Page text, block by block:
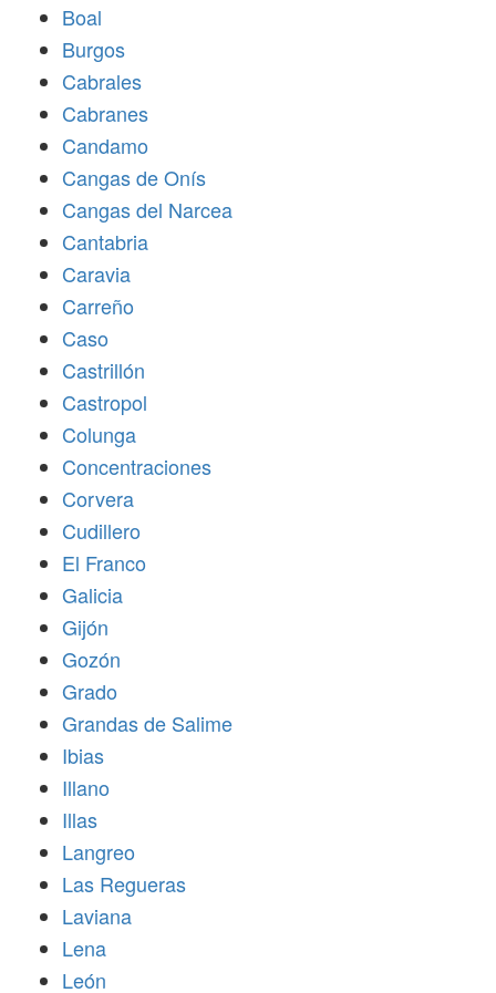
Boal
Burgos
Cabrales
Cabranes
Candamo
Cangas de Onís
Cangas del Narcea
Cantabria
Caravia
Carreño
Caso
Castrillón
Castropol
Colunga
Concentraciones
Corvera
Cudillero
El Franco
Galicia
Gijón
Gozón
Grado
Grandas de Salime
Ibias
Illano
Illas
Langreo
Las Regueras
Laviana
Lena
León